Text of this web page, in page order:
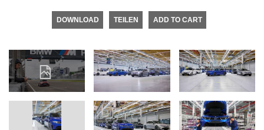
DOWNLOAD TEILEN ADD TO CART